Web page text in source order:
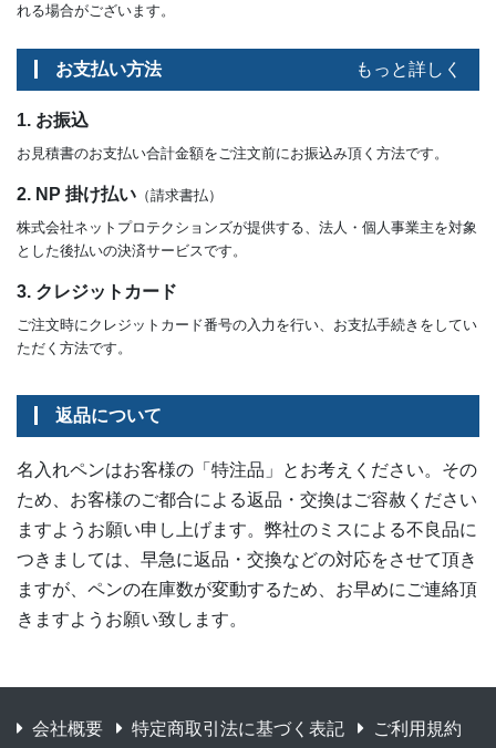
れる場合がございます。
お支払い方法 もっと詳しく
1. お振込
お見積書のお支払い合計金額をご注文前にお振込み頂く方法です。
2. NP 掛け払い （請求書払）
株式会社ネットプロテクションズが提供する、法人・個人事業主を対象
とした後払いの決済サービスです。
3. クレジットカード
ご注文時にクレジットカード番号の入力を行い、お支払手続きをしてい
ただく方法です。
返品について
名入れペンはお客様の「特注品」とお考えください。その
ため、お客様のご都合による返品・交換はご容赦ください
ますようお願い申し上げます。弊社のミスによる不良品に
つきましては、早急に返品・交換などの対応をさせて頂き
ますが、ペンの在庫数が変動するため、お早めにご連絡頂
きますようお願い致します。
会社概要 特定商取引法に基づく表記 ご利用規約